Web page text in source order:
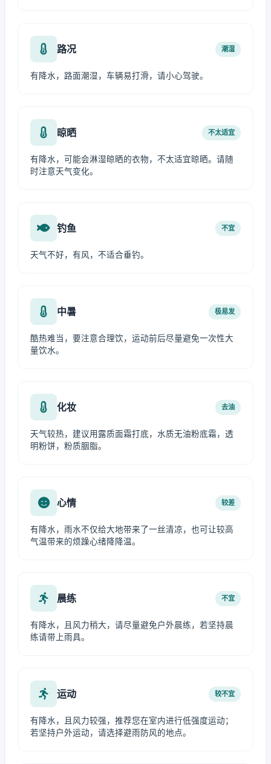
路况 潮湿
有降水，路面潮湿，车辆易打滑，请小心驾驶。
晾晒 不太适宜
有降水，可能会淋湿晾晒的衣物，不太适宜晾晒。请随
时注意天气变化。
钓鱼 不宜
天气不好，有风，不适合垂钓。
中暑 极易发
酷热难当，要注意合理饮，运动前后尽量避免一次性大
量饮水。
化妆 去油
天气较热，建议用露质面霜打底，水质无油粉底霜，透
明粉饼，粉质胭脂。
心情 较差
有降水，雨水不仅给大地带来了一丝清凉，也可让较高
气温带来的烦躁心绪降降温。
晨练 不宜
有降水，且风力稍大，请尽量避免户外晨练，若坚持晨
练请带上雨具。
运动 较不宜
有降水，且风力较强，推荐您在室内进行低强度运动；
若坚持户外运动，请选择避雨防风的地点。